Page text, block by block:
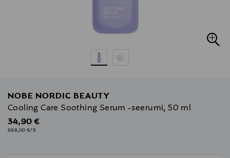
NOBE NORDIC BEAUTY
Cooling Care Soothing Serum -seerumi, 50 ml
Original Price
34,90 €
698,00 €/1l